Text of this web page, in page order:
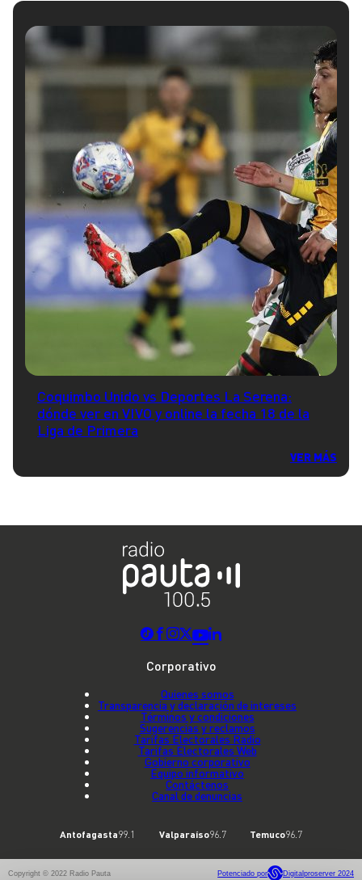
Coquimbo Unido vs Deportes La Serena:
dónde ver en VIVO y online la fecha 18 de la
Liga de Primera
VER MÁS
Corporativo
Quienes somos
Transparencia y declaración de intereses
Términos y condiciones
Sugerencias y reclamos
Tarifas Electorales Radio
Tarifas Electorales Web
Gobierno corporativo
Equipo informativo
Contáctenos
Canal de denuncias
Antofagasta99.1 Valparaíso96.7 Temuco96.7
Copyright © 2022 Radio Pauta Potenciado por Digitalproserver 2024